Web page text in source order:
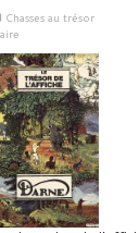
Chasses au trésor